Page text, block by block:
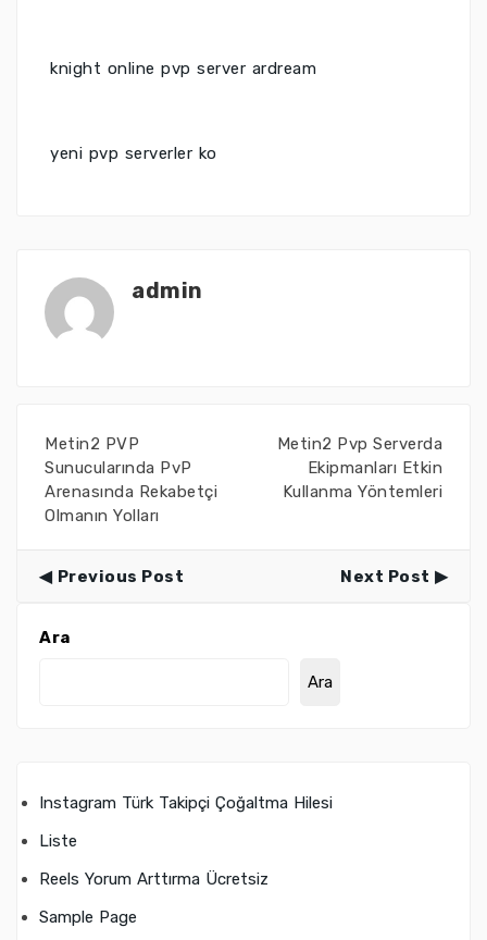
knight online pvp server ardream
yeni pvp serverler ko
admin
Metin2 PVP
Sunucularında PvP
Arenasında Rekabetçi
Olmanın Yolları
Metin2 Pvp Serverda
Ekipmanları Etkin
Kullanma Yöntemleri
Previous Post Next Post
Ara
Ara
Instagram Türk Takipçi Çoğaltma Hilesi
Liste
Reels Yorum Arttırma Ücretsiz
Sample Page